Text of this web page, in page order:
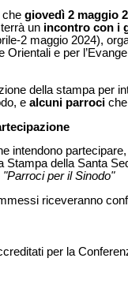
che giovedì 2 maggio
un incontro con i
2 maggio 2024),
Orientali e per
della stampa per
e alcuni parroci
intendono
Stampa della Santa
per il Sinodo"
riceveranno
per la